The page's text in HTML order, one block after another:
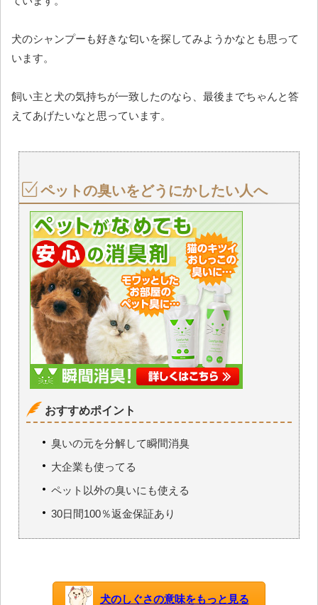
犬のシャンプーも好きな匂いを探してみようかなとも思って
います。
飼い主と犬の気持ちが一致したのなら、最後までちゃんと答
えてあげたいなと思っています。
ペットの臭いをどうにかしたい人へ
おすすめポイント
臭いの元を分解して瞬間消臭
大企業も使ってる
ペット以外の臭いにも使える
30日間100％返金保証あり
犬のしぐさの意味をもっと見る